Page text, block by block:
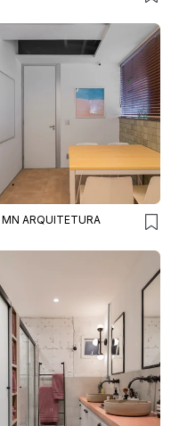
MN ARQUITETURA